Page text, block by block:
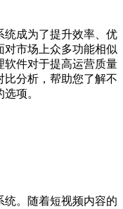
统成为了提升效率、优
市场上众多功能相似
软件对于提高运营质量
比分析，帮助您了解不
项。
。随着短视频内容的